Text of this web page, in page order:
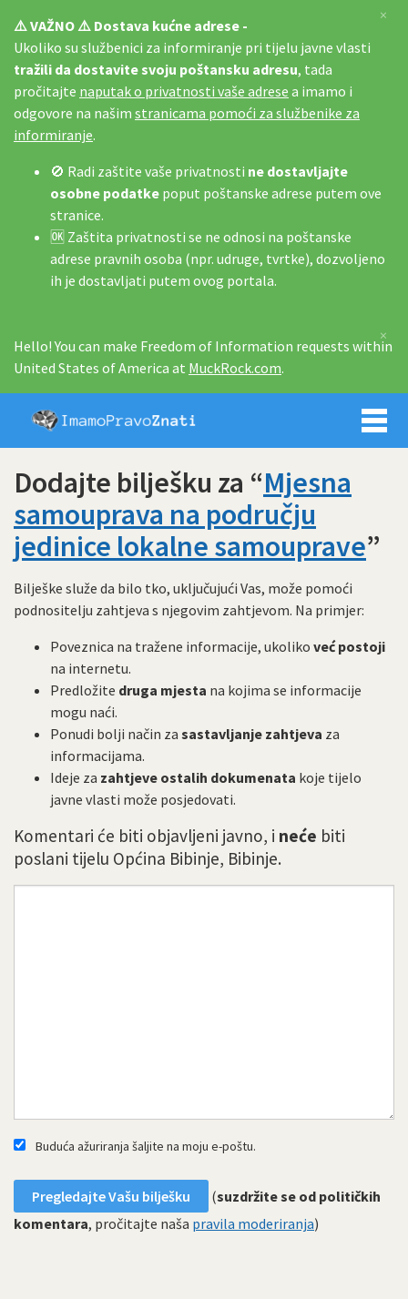
⚠️ VAŽNO ⚠️ Dostava kućne adrese -
Ukoliko su službenici za informiranje pri tijelu javne vlasti
tražili da dostavite svoju poštansku adresu, tada
pročitajte naputak o privatnosti vaše adrese a imamo i
odgovore na našim stranicama pomoći za službenike za
informiranje.
🚫 Radi zaštite vaše privatnosti ne dostavljajte
osobne podatke poput poštanske adrese putem ove
stranice.
🆗 Zaštita privatnosti se ne odnosi na poštanske
adrese pravnih osoba (npr. udruge, tvrtke), dozvoljeno
ih je dostavljati putem ovog portala.
×
Hello! You can make Freedom of Information requests within
United States of America at MuckRock.com.
×
Imamo
Dodajte bilješku za “Mjesna
samouprava na području
jedinice lokalne samouprave”
Bilješke služe da bilo tko, uključujući Vas, može pomoći
podnositelju zahtjeva s njegovim zahtjevom. Na primjer:
Poveznica na tražene informacije, ukoliko već postoji
na internetu.
Predložite druga mjesta na kojima se informacije
mogu naći.
Ponudi bolji način za sastavljanje zahtjeva za
informacijama.
Ideje za zahtjeve ostalih dokumenata koje tijelo
javne vlasti može posjedovati.
Komentari će biti objavljeni javno, i neće biti
poslani tijelu Općina Bibinje, Bibinje.
Buduća ažuriranja šaljite na moju e-poštu.
(suzdržite se od političkih
komentara, pročitajte naša pravila moderiranja)